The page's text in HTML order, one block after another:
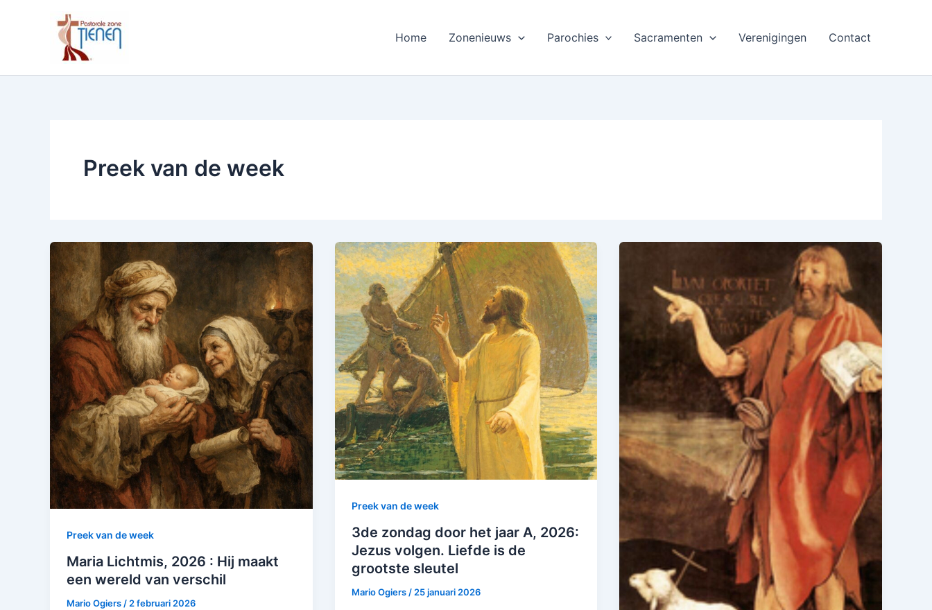
Home Zonenieuws Parochies Sacramenten Verenigingen Contact
Preek van de week
Preek van de week
Maria Lichtmis, 2026 : Hij maakt
een wereld van verschil
Mario Ogiers / 2 februari 2026
Preek van de week
3de zondag door het jaar A, 2026:
Jezus volgen. Liefde is de
grootste sleutel
Mario Ogiers / 25 januari 2026